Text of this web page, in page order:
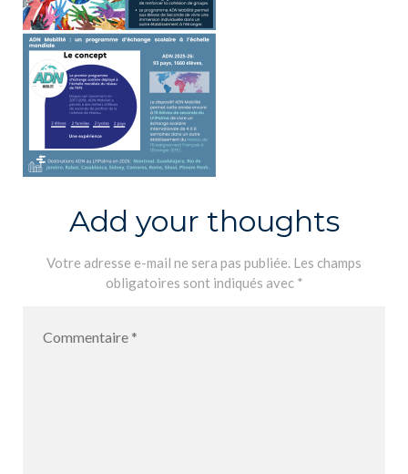
Add your thoughts
Votre adresse e-mail ne sera pas publiée. Les champs
obligatoires sont indiqués avec *